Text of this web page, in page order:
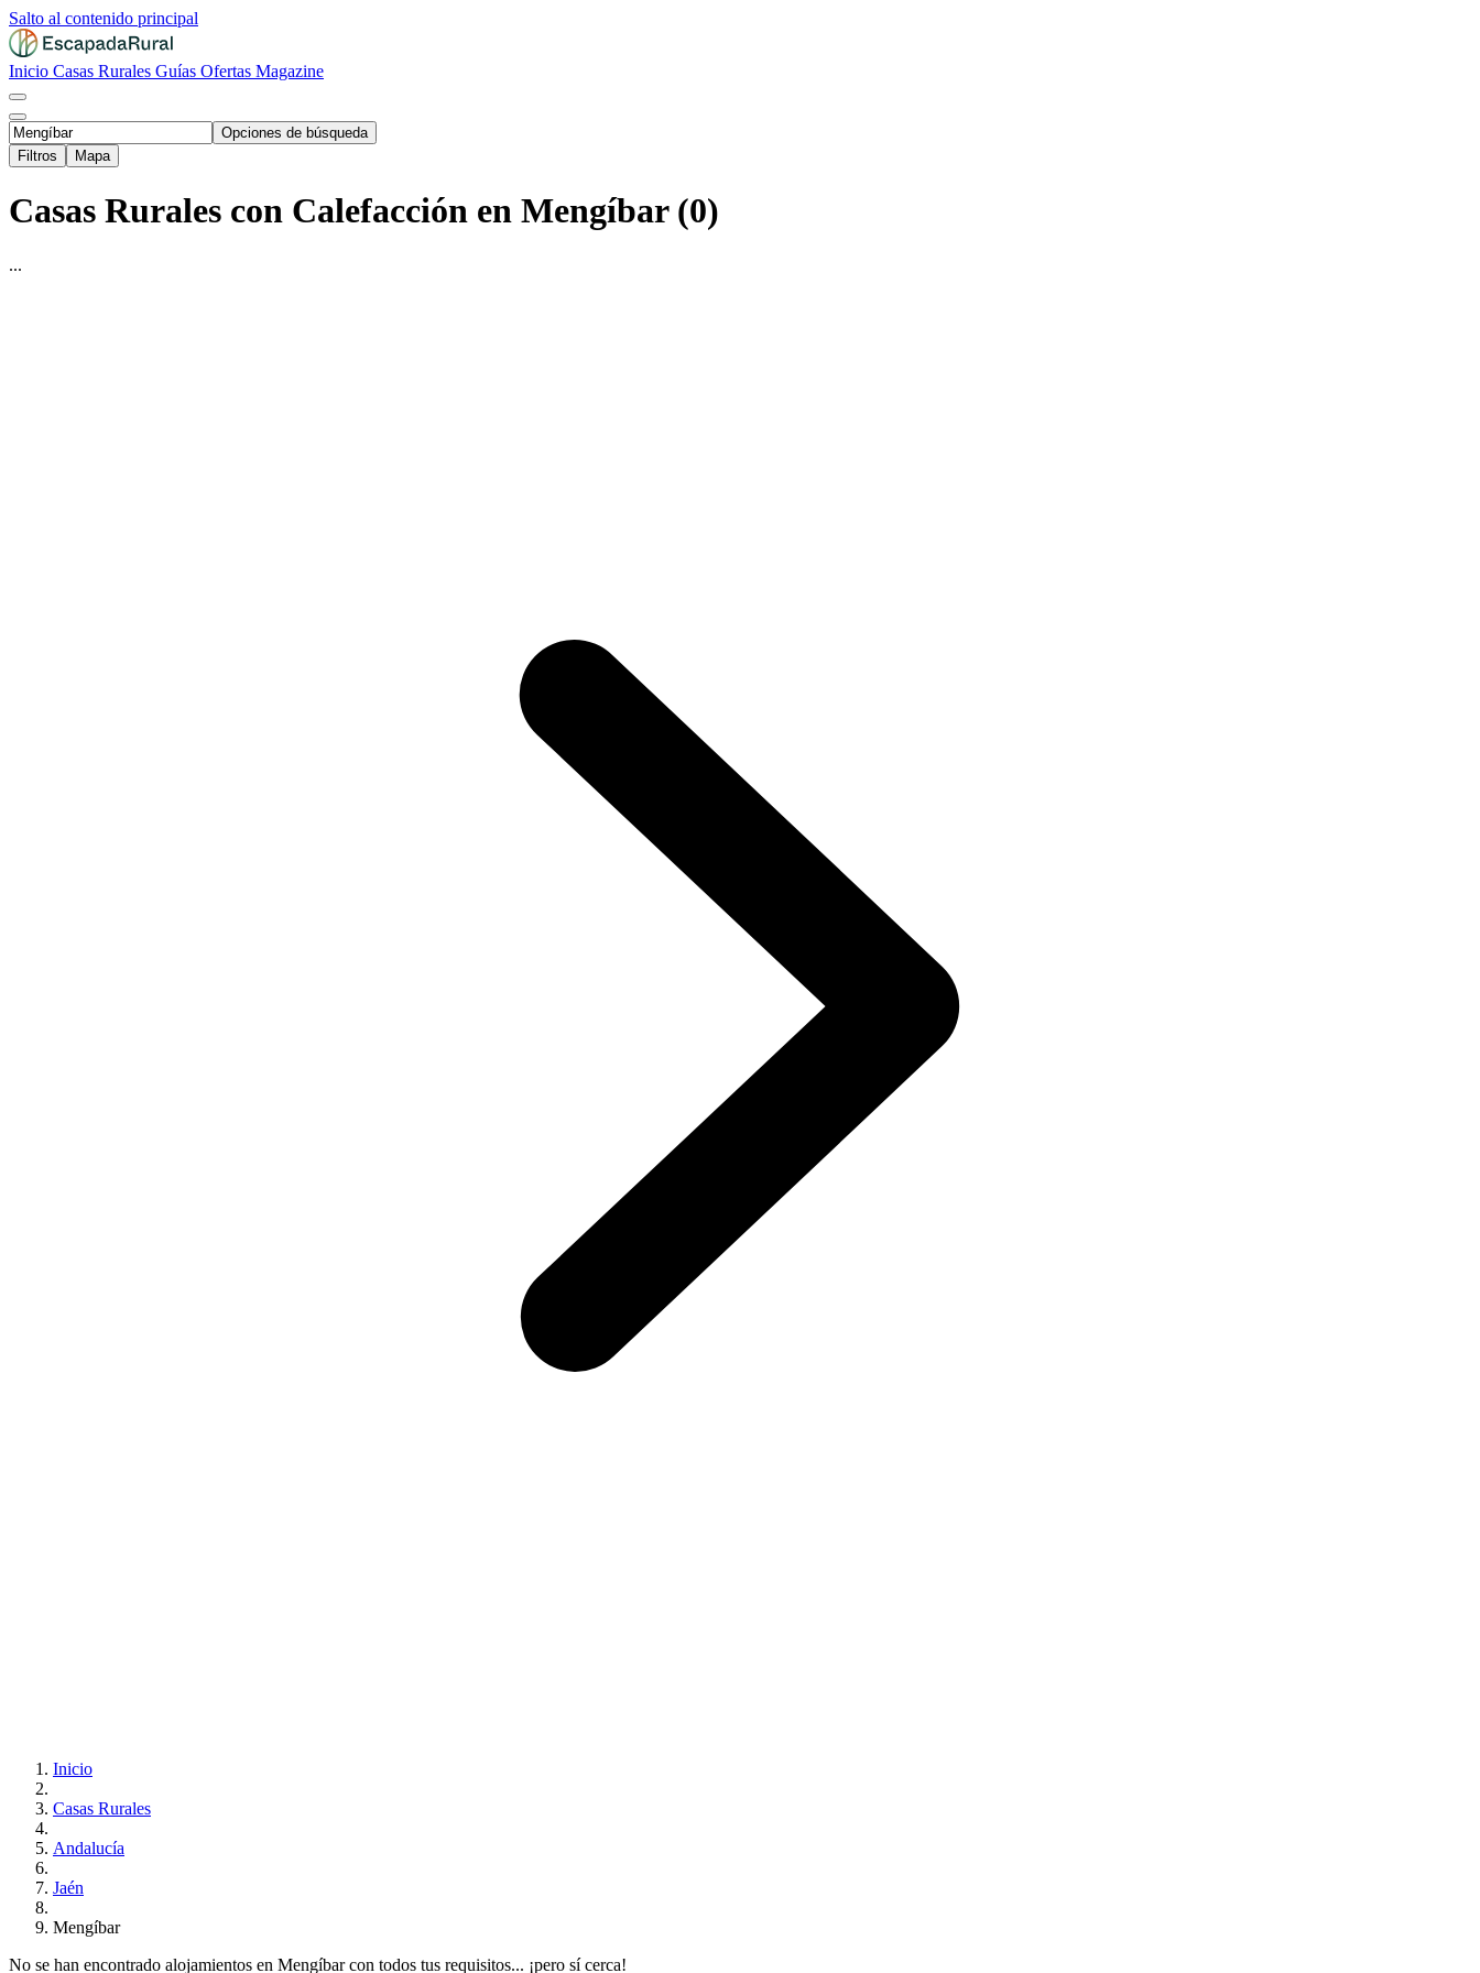
Salto al contenido principal
Inicio Casas Rurales Guías Ofertas Magazine
Opciones de búsqueda
Filtros
Mapa
Casas Rurales con Calefacción en Mengíbar (0)
...
Inicio
Casas Rurales
Andalucía
Jaén
Mengíbar
No se han encontrado alojamientos en Mengíbar con todos tus requisitos... ¡pero sí cerca!